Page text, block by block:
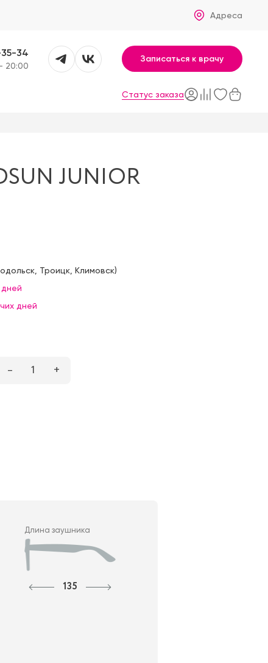
Адреса
34
20:00
Записаться к врачу
Статус заказа
JUNIOR
, Троицк, Климовск)
дней
– 1 +
Длина заушника
135